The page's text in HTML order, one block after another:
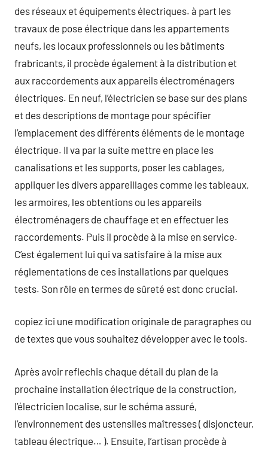
des réseaux et équipements électriques. à part les
travaux de pose électrique dans les appartements
neufs, les locaux professionnels ou les bâtiments
frabricants, il procède également à la distribution et
aux raccordements aux appareils électroménagers
électriques. En neuf, l’électricien se base sur des plans
et des descriptions de montage pour spécifier
l’emplacement des différents éléments de le montage
électrique. Il va par la suite mettre en place les
canalisations et les supports, poser les cablages,
appliquer les divers appareillages comme les tableaux,
les armoires, les obtentions ou les appareils
électroménagers de chauffage et en effectuer les
raccordements. Puis il procède à la mise en service.
C’est également lui qui va satisfaire à la mise aux
réglementations de ces installations par quelques
tests. Son rôle en termes de sûreté est donc crucial.
copiez ici une modification originale de paragraphes ou
de textes que vous souhaitez développer avec le tools.
Après avoir reflechis chaque détail du plan de la
prochaine installation électrique de la construction,
l’électricien localise, sur le schéma assuré,
l’environnement des ustensiles maîtresses ( disjoncteur,
tableau électrique… ). Ensuite, l’artisan procède à